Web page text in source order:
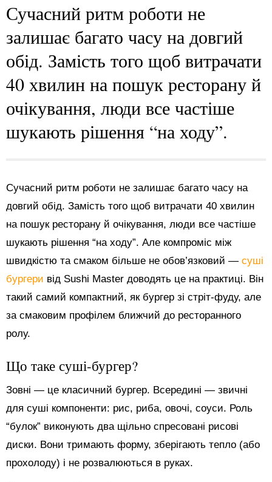
Сучасний ритм роботи не
залишає багато часу на довгий
обід. Замість того щоб витрачати
40 хвилин на пошук ресторану й
очікування, люди все частіше
шукають рішення “на ходу”.
Сучасний ритм роботи не залишає багато часу на
довгий обід. Замість того щоб витрачати 40 хвилин
на пошук ресторану й очікування, люди все частіше
шукають рішення “на ходу”. Але компроміс між
швидкістю та смаком більше не обов’язковий — суші
бургери від Sushi Master доводять це на практиці. Він
такий самий компактний, як бургер зі стріт-фуду, але
за смаковим профілем ближчий до ресторанного
ролу.
Що таке суші-бургер?
Зовні — це класичний бургер. Всередині — звичні
для суші компоненти: рис, риба, овочі, соуси. Роль
“булок” виконують два щільно спресовані рисові
диски. Вони тримають форму, зберігають тепло (або
прохолоду) і не розвалюються в руках.